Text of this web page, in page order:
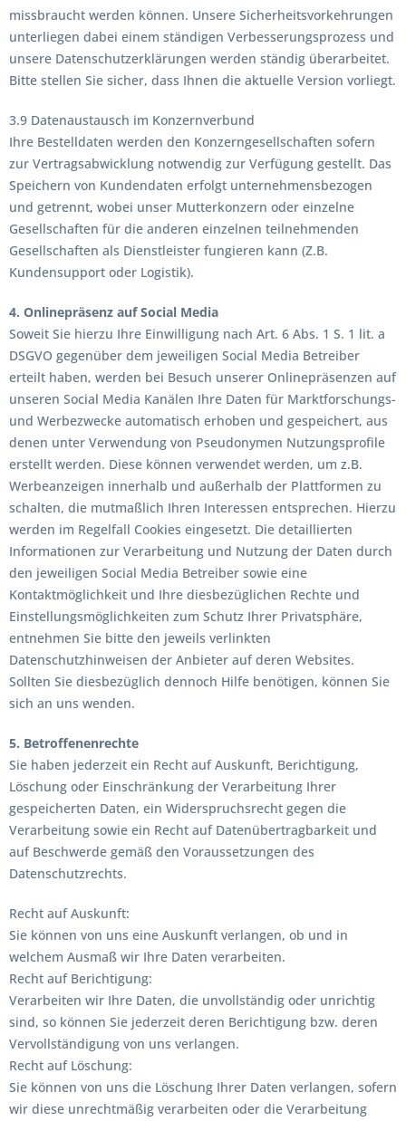
missbraucht werden können. Unsere Sicherheitsvorkehrungen
unterliegen dabei einem ständigen Verbesserungsprozess und
unsere Datenschutzerklärungen werden ständig überarbeitet.
Bitte stellen Sie sicher, dass Ihnen die aktuelle Version vorliegt.
3.9 Datenaustausch im Konzernverbund
Ihre Bestelldaten werden den Konzerngesellschaften sofern
zur Vertragsabwicklung notwendig zur Verfügung gestellt. Das
Speichern von Kundendaten erfolgt unternehmensbezogen
und getrennt, wobei unser Mutterkonzern oder einzelne
Gesellschaften für die anderen einzelnen teilnehmenden
Gesellschaften als Dienstleister fungieren kann (Z.B.
Kundensupport oder Logistik).
4. Onlinepräsenz auf Social Media
Soweit Sie hierzu Ihre Einwilligung nach Art. 6 Abs. 1 S. 1 lit. a
DSGVO gegenüber dem jeweiligen Social Media Betreiber
erteilt haben, werden bei Besuch unserer Onlinepräsenzen auf
unseren Social Media Kanälen Ihre Daten für Marktforschungs-
und Werbezwecke automatisch erhoben und gespeichert, aus
denen unter Verwendung von Pseudonymen Nutzungsprofile
erstellt werden. Diese können verwendet werden, um z.B.
Werbeanzeigen innerhalb und außerhalb der Plattformen zu
schalten, die mutmaßlich Ihren Interessen entsprechen. Hierzu
werden im Regelfall Cookies eingesetzt. Die detaillierten
Informationen zur Verarbeitung und Nutzung der Daten durch
den jeweiligen Social Media Betreiber sowie eine
Kontaktmöglichkeit und Ihre diesbezüglichen Rechte und
Einstellungsmöglichkeiten zum Schutz Ihrer Privatsphäre,
entnehmen Sie bitte den jeweils verlinkten
Datenschutzhinweisen der Anbieter auf deren Websites.
Sollten Sie diesbezüglich dennoch Hilfe benötigen, können Sie
sich an uns wenden.
5. Betroffenenrechte
Sie haben jederzeit ein Recht auf Auskunft, Berichtigung,
Löschung oder Einschränkung der Verarbeitung Ihrer
gespeicherten Daten, ein Widerspruchsrecht gegen die
Verarbeitung sowie ein Recht auf Datenübertragbarkeit und
auf Beschwerde gemäß den Voraussetzungen des
Datenschutzrechts.
Recht auf Auskunft:
Sie können von uns eine Auskunft verlangen, ob und in
welchem Ausmaß wir Ihre Daten verarbeiten.
Recht auf Berichtigung:
Verarbeiten wir Ihre Daten, die unvollständig oder unrichtig
sind, so können Sie jederzeit deren Berichtigung bzw. deren
Vervollständigung von uns verlangen.
Recht auf Löschung:
Sie können von uns die Löschung Ihrer Daten verlangen, sofern
wir diese unrechtmäßig verarbeiten oder die Verarbeitung